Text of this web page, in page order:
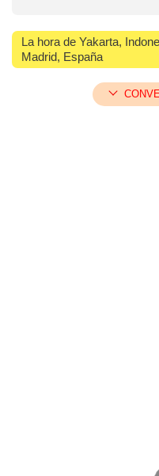
La hora de Yakarta,
Madrid, España